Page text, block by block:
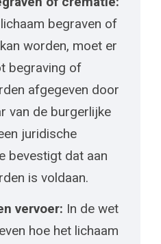
begraven of
worden, moet er
begraving of
afgegeven door
van de burgerlijke
juridische
bevestigt dat aan
is voldaan.
vervoer: In de wet
hoe het lichaam